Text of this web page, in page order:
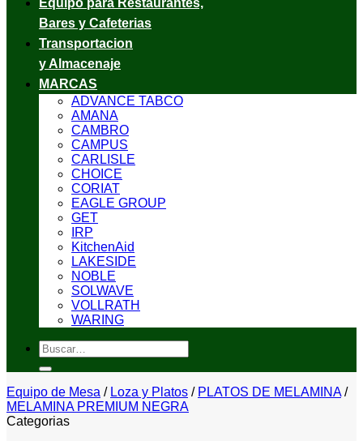
Equipo para Restaurantes,
Bares y Cafeterias
Transportacion
y Almacenaje
MARCAS
ADVANCE TABCO
AMANA
CAMBRO
CAMPUS
CARLISLE
CHOICE
CORIAT
EAGLE GROUP
GET
IRP
KitchenAid
LAKESIDE
NOBLE
SOLWAVE
VOLLRATH
WARING
Buscar
por:
Equipo de Mesa / Loza y Platos / PLATOS DE MELAMINA /
MELAMINA PREMIUM NEGRA
Categorias